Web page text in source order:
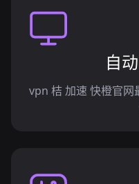
自
vpn 桔 加速 快橙官网